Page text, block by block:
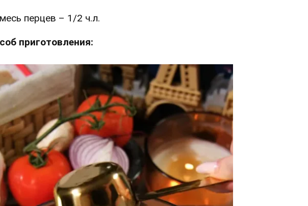
перцев – 1/2 ч.л.
приготовления: